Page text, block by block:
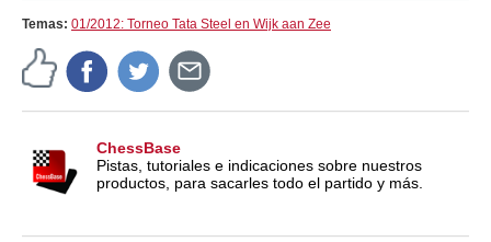
Temas: 01/2012: Torneo Tata Steel en Wijk aan Zee
ChessBase
Pistas, tutoriales e indicaciones sobre nuestros
productos, para sacarles todo el partido y más.